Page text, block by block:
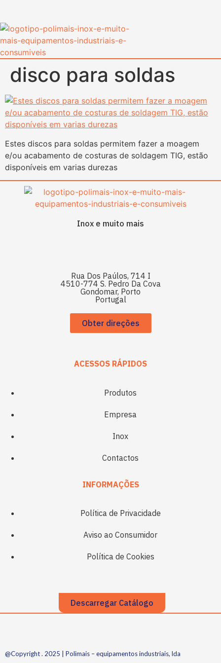
disco para soldas
Estes discos para soldas permitem fazer a moagem
e/ou acabamento de costuras de soldagem TIG, estão
disponíveis em varias durezas
Inox e muito mais
Rua Dos Paúlos, 714 I
4510-774 S. Pedro Da Cova
Gondomar, Porto
Portugal
Obter direções
ACESSOS RÁPIDOS
Produtos
Empresa
Inox
Contactos
INFORMAÇÕES
Política de Privacidade
Aviso ao Consumidor
Política de Cookies
Descarregar Catálogo
@Copyright . 2025 | Polimais – equipamentos industriais, lda